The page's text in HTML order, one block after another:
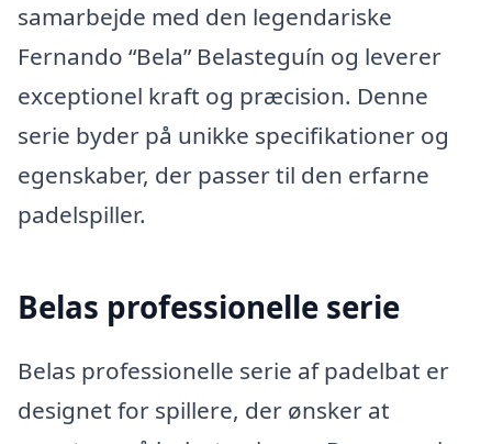
samarbejde med den legendariske
Fernando “Bela” Belasteguín og leverer
exceptionel kraft og præcision. Denne
serie byder på unikke specifikationer og
egenskaber, der passer til den erfarne
padelspiller.
Belas professionelle serie
Belas professionelle serie af padelbat er
designet for spillere, der ønsker at